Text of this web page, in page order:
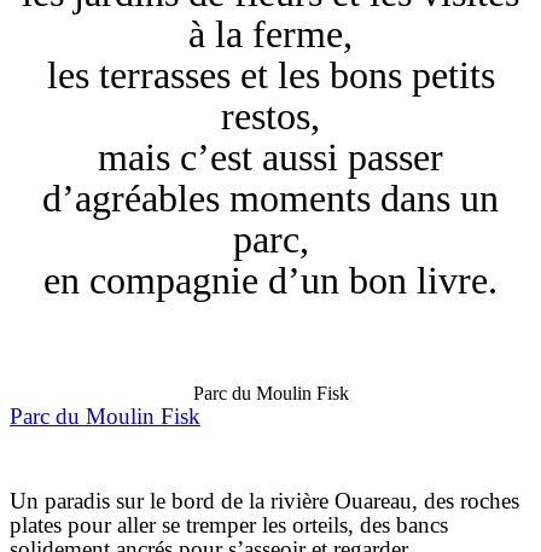
à la ferme,
les terrasses et les bons petits
restos,
mais c’est aussi passer
d’agréables moments dans un
parc,
en compagnie d’un bon livre.
Parc du Moulin Fisk
Parc du Moulin Fisk
Un paradis sur le bord de la rivière Ouareau, des roches
plates pour aller se tremper les orteils, des bancs